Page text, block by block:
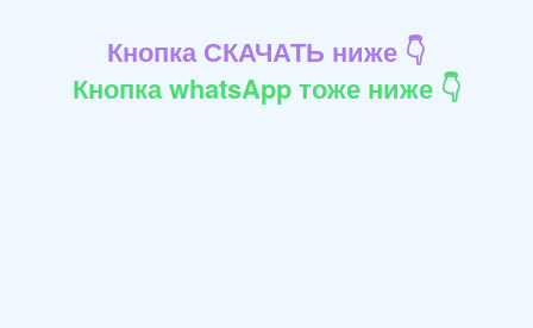
Кнопка СКАЧАТЬ ниже 👇
Кнопка whatsApp тоже ниже 👇